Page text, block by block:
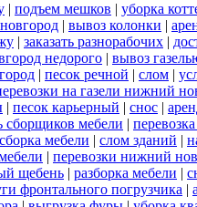
| подъем мешков | уборка
| вывоз колонки |
| заказать разнорабочих |
недорого | вывоз
| песок речной | слом |
на газели нижний
| песок карьерный | снос |
сборщиков мебели |
сборка мебели | слом зданий |
| перевозки нижний
щебень | разборка мебели |
фронтального погрузчика |